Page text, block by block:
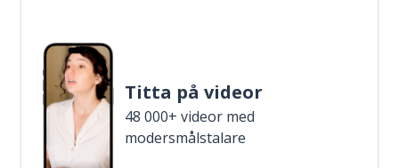
Titta på videor
48 000+ videor med
modersmålstalare